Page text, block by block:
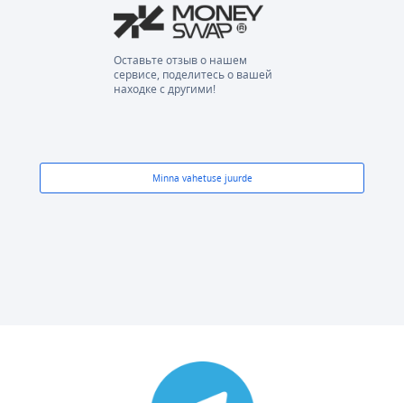
Оставьте отзыв о нашем
сервисе, поделитесь о вашей
находке с другими!
Minna vahetuse juurde